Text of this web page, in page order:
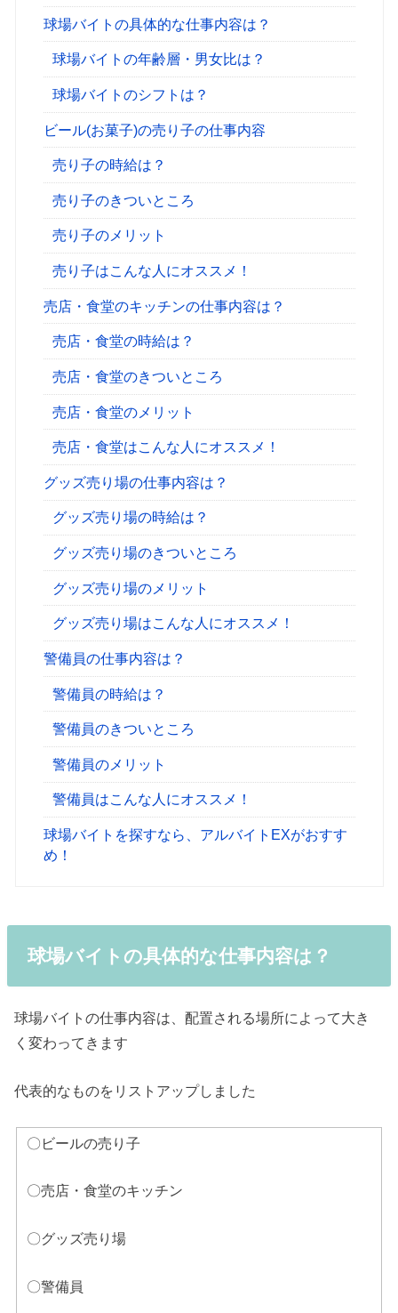
球場バイトの具体的な仕事内容は？
球場バイトの年齢層・男女比は？
球場バイトのシフトは？
ビール(お菓子)の売り子の仕事内容
売り子の時給は？
売り子のきついところ
売り子のメリット
売り子はこんな人にオススメ！
売店・食堂のキッチンの仕事内容は？
売店・食堂の時給は？
売店・食堂のきついところ
売店・食堂のメリット
売店・食堂はこんな人にオススメ！
グッズ売り場の仕事内容は？
グッズ売り場の時給は？
グッズ売り場のきついところ
グッズ売り場のメリット
グッズ売り場はこんな人にオススメ！
警備員の仕事内容は？
警備員の時給は？
警備員のきついところ
警備員のメリット
警備員はこんな人にオススメ！
球場バイトを探すなら、アルバイトEXがおすす
め！
球場バイトの具体的な仕事内容は？
球場バイトの仕事内容は、配置される場所によって大き
く変わってきます
代表的なものをリストアップしました
〇ビールの売り子
〇売店・食堂のキッチン
〇グッズ売り場
〇警備員